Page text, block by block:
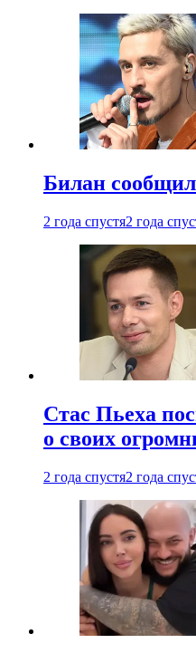
Билан
2 года спустя2 года
Стас Пьеха
о своих
2 года спустя2 года